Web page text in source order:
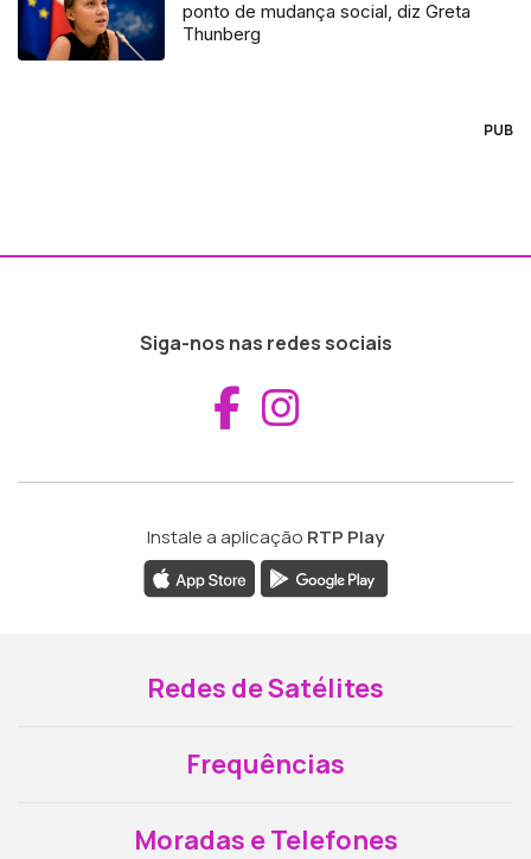
ponto de mudança social, diz Greta
Thunberg
PUB
Siga-nos nas redes sociais
Aceder ao
Instale a aplicação RTP Play
Redes de Satélites
Frequências
Moradas e Telefones